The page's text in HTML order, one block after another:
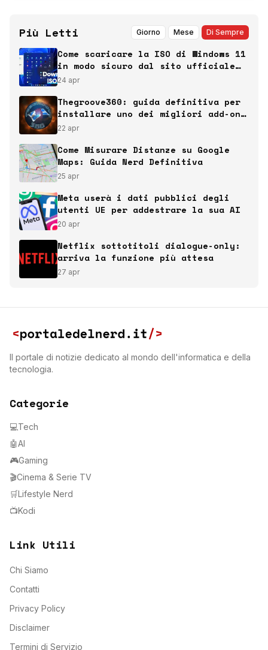
Più Letti Giorno Mese Di Sempre
Come scaricare la ISO di Windows 11
in modo sicuro dal sito ufficiale
Microsoft
24 apr
Thegroove360: guida definitiva per
installare uno dei migliori add-on
italiani per Kodi
22 apr
Come Misurare Distanze su Google
Maps: Guida Nerd Definitiva
25 apr
Meta userà i dati pubblici degli
utenti UE per addestrare la sua AI
20 apr
Netflix sottotitoli dialogue-only:
arriva la funzione più attesa
27 apr
Il portale di notizie dedicato al mondo dell'informatica e della
tecnologia.
Categorie
💻Tech
🤖AI
🎮Gaming
🎬Cinema & Serie TV
🛒Lifestyle Nerd
📺Kodi
Link Utili
Chi Siamo
Contatti
Privacy Policy
Disclaimer
Termini di Servizio